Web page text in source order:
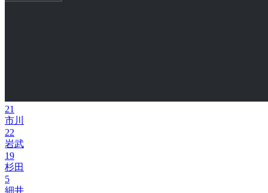
21
市川
22
岩武
19
杉田
5
細井